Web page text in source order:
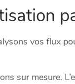
vos flux
sur mesure.